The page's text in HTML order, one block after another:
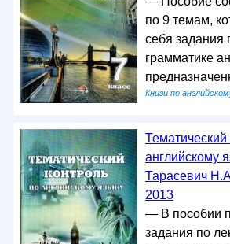
по 9 темам,
себя задания
грамматике
Книги по
Тематический
английскому
Тарасевич
2013
— В пособии
задания по